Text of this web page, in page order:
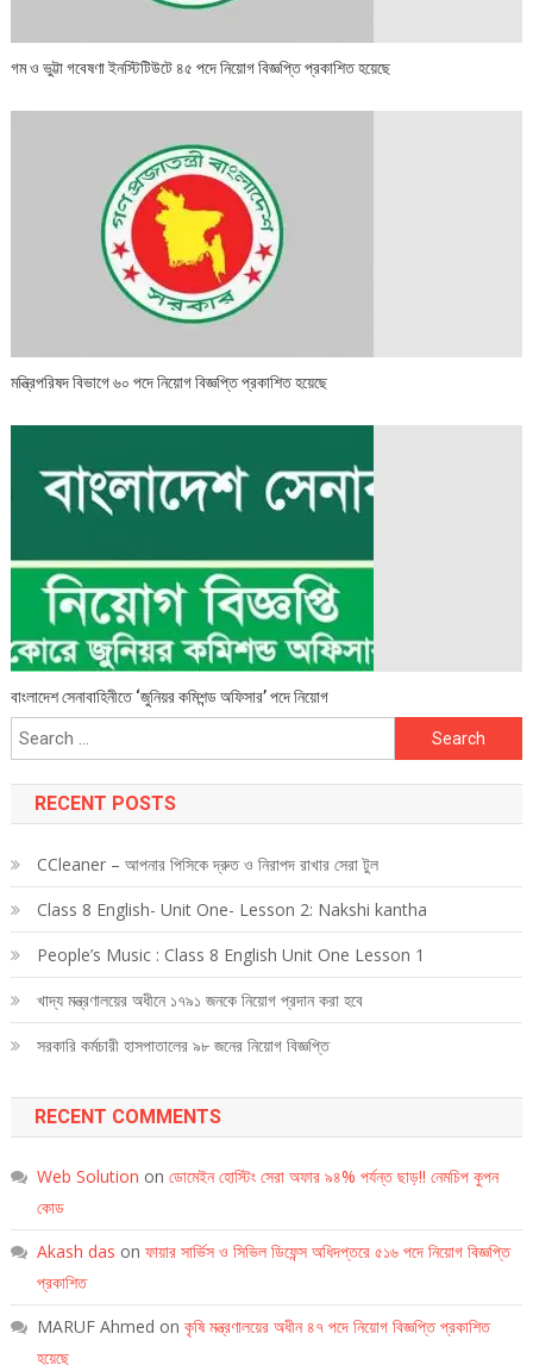
গম ও ভুট্টা গবেষণা ইনস্টিটিউটে ৪৫ পদে নিয়োগ বিজ্ঞপ্তি প্রকাশিত হয়েছে
মন্ত্রিপরিষদ বিভাগে ৬০ পদে নিয়োগ বিজ্ঞপ্তি প্রকাশিত হয়েছে
বাংলাদেশ সেনাবাহিনীতে ‘জুনিয়র কমিশন্ড অফিসার’ পদে নিয়োগ
Search
for:
RECENT POSTS
CCleaner – আপনার পিসিকে দ্রুত ও নিরাপদ রাখার সেরা টুল
Class 8 English- Unit One- Lesson 2: Nakshi kantha
People’s Music : Class 8 English Unit One Lesson 1
খাদ্য মন্ত্রণালয়ের অধীনে ১৭৯১ জনকে নিয়োগ প্রদান করা হবে
সরকারি কর্মচারী হাসপাতালের ৯৮ জনের নিয়োগ বিজ্ঞপ্তি
RECENT COMMENTS
Web Solution on ডোমেইন হোস্টিং সেরা অফার ৯৪% পর্যন্ত ছাড়!! নেমচিপ কুপন
কোড
Akash das on ফায়ার সার্ভিস ও সিভিল ডিফেন্স অধিদপ্তরে ৫১৬ পদে নিয়োগ বিজ্ঞপ্তি
প্রকাশিত
MARUF Ahmed on কৃষি মন্ত্রণালয়ের অধীন ৪৭ পদে নিয়োগ বিজ্ঞপ্তি প্রকাশিত
হয়েছে